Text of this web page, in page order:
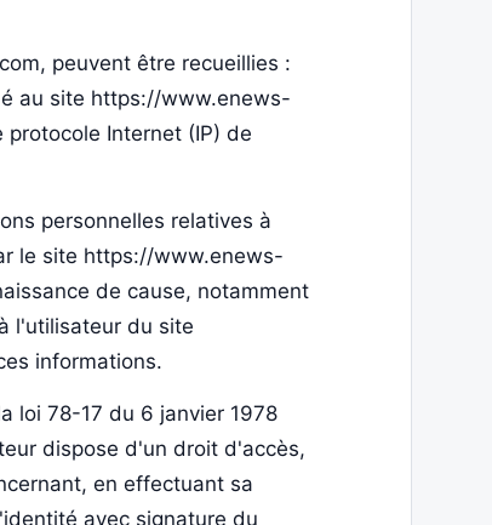
peuvent être recueillies :
au site https://www.enews-
Internet (IP) de
personnelles relatives à
le site https://www.enews-
de cause, notamment
l'utilisateur du site
informations.
loi 78-17 du 6 janvier 1978
dispose d'un droit d'accès,
en effectuant sa
avec signature du